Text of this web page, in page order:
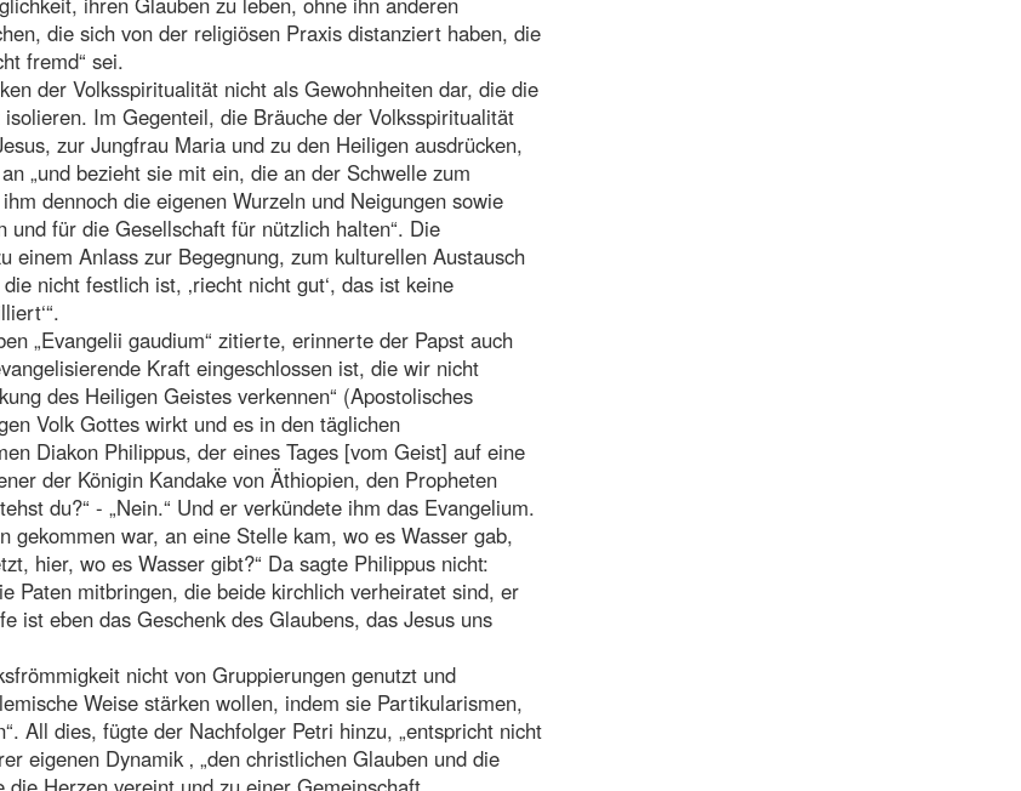
die sich von der religiösen Praxis distanziert haben, die
fremd“ sei.
der Volksspiritualität nicht als Gewohnheiten dar, die die
Im Gegenteil, die Bräuche der Volksspiritualität
zur Jungfrau Maria und zu den Heiligen ausdrücken,
„und bezieht sie mit ein, die an der Schwelle zum
dennoch die eigenen Wurzeln und Neigungen sowie
für die Gesellschaft für nützlich halten“. Die
einem Anlass zur Begegnung, zum kulturellen Austausch
nicht festlich ist, ‚riecht nicht gut‘, das ist keine
„Evangelii gaudium“ zitierte, erinnerte der Papst auch
Kraft eingeschlossen ist, die wir nicht
des Heiligen Geistes verkennen“ (Apostolisches
Volk Gottes wirkt und es in den täglichen
Diakon Philippus, der eines Tages [vom Geist] auf eine
der Königin Kandake von Äthiopien, den Propheten
du?“ - „Nein.“ Und er verkündete ihm das Evangelium.
war, an eine Stelle kam, wo es Wasser gab,
hier, wo es Wasser gibt?“ Da sagte Philippus nicht:
Paten mitbringen, die beide kirchlich verheiratet sind, er
ist eben das Geschenk des Glaubens, das Jesus uns
nicht von Gruppierungen genutzt und
Weise stärken wollen, indem sie Partikularismen,
All dies, fügte der Nachfolger Petri hinzu, „entspricht nicht
eigenen Dynamik ‚ „den christlichen Glauben und die